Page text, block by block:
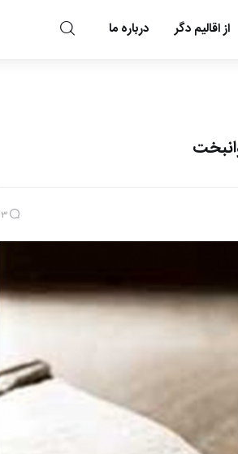
از اقالیم دگر درباره ما
3